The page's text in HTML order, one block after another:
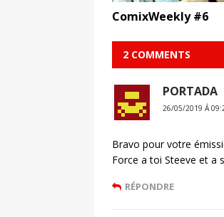
ComixWeekly #6
2 COMMENTS
PORTADA
26/05/2019 Á
Bravo pour votre
Force a toi Steeve et a
RÉPONDRE